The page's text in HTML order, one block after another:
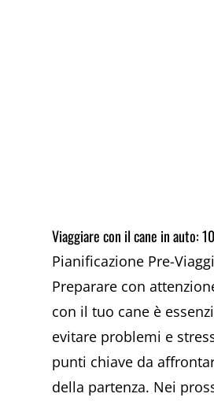
Viaggiare con il cane in auto:
Pianificazione Pre-
Preparare con
con il tuo cane è
evitare problemi e
punti chiave da
della partenza. Nei